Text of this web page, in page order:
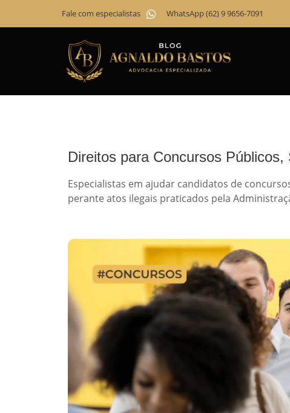
Fale com especialistas WhatsApp (62) 9 9656-7091
Direitos para Concursos
Especialistas em ajudar candidatos de
perante atos ilegais praticados pela